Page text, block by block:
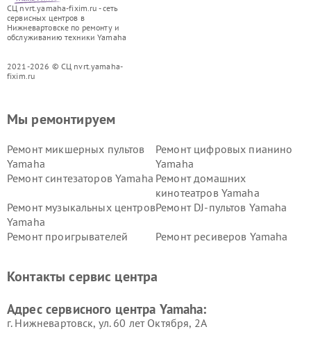
СЦ nvrt.yamaha-fixim.ru - сеть
сервисных центров в
Нижневартовске по ремонту и
обслуживанию техники Yamaha
2021-2026 © СЦ nvrt.yamaha-
fixim.ru
Мы ремонтируем
Ремонт микшерных пультов
Yamaha
Ремонт цифровых пианино
Yamaha
Ремонт синтезаторов Yamaha Ремонт домашних
кинотеатров Yamaha
Ремонт музыкальных центров
Yamaha
Ремонт DJ-пультов Yamaha
Ремонт проигрывателей
Ремонт ресиверов Yamaha
Yamaha
Yamaha
Контакты сервис центра
Адрес сервисного центра Yamaha:
г. Нижневартовск, ул. 60 лет Октября, 2А